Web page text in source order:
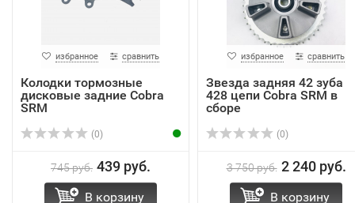
избранное сравнить
Колодки тормозные
дисковые задние Cobra
SRM
(0)
745 руб. 439 руб.
В корзину
избранное сравнить
Звезда задняя 42 зуба
428 цепи Cobra SRM в
сборе
(0)
3 750 руб. 2 240 руб.
В корзину